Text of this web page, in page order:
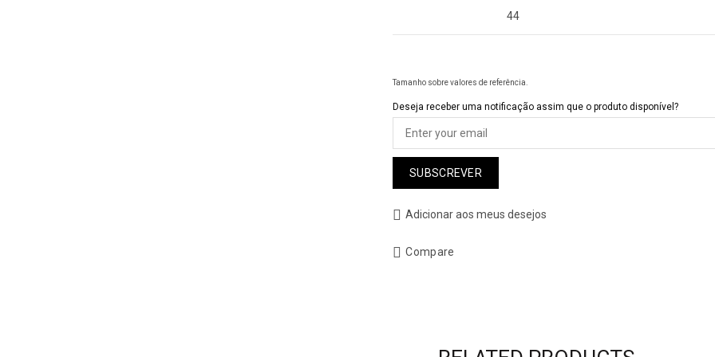
44
Tamanho sobre valores de referência.
Deseja receber uma notificação assim que o produto disponível?
SUBSCREVER
Adicionar aos meus desejos
Compare